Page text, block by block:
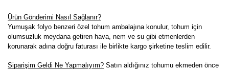
Ürün Gönderimi Nasıl Sağlanır?
Yumuşak folyo benzeri özel tohum ambalajına konulur, tohum için
olumsuzluk meydana getiren hava, nem ve su gibi etmenlerden
korunarak adına doğru faturası ile birlikte kargo şirketine teslim edilir.
Siparişim Geldi Ne Yapmalıyım? Satın aldığınız tohumu ekmeden önce